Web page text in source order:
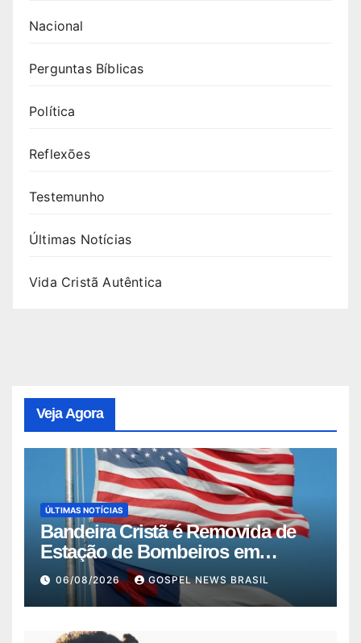
Nacional
Perguntas Bíblicas
Política
Reflexões
Testemunho
Últimas Notícias
Vida Cristã Autêntica
Veja Agora
ÚLTIMAS NOTÍCIAS
Bandeira Cristã é Removida de
Estação de Bombeiros em
Missouri …
06/08/2026 GOSPEL NEWS BRASIL